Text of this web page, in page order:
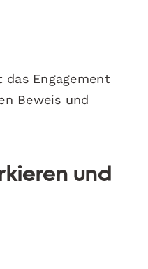
Engagement
Beweis und
und